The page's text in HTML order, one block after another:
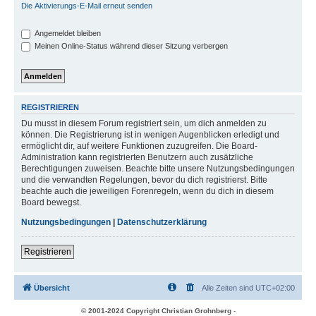
Die Aktivierungs-E-Mail erneut senden
Angemeldet bleiben
Meinen Online-Status während dieser Sitzung verbergen
REGISTRIEREN
Du musst in diesem Forum registriert sein, um dich anmelden zu
können. Die Registrierung ist in wenigen Augenblicken erledigt und
ermöglicht dir, auf weitere Funktionen zuzugreifen. Die Board-
Administration kann registrierten Benutzern auch zusätzliche
Berechtigungen zuweisen. Beachte bitte unsere Nutzungsbedingungen
und die verwandten Regelungen, bevor du dich registrierst. Bitte
beachte auch die jeweiligen Forenregeln, wenn du dich in diesem
Board bewegst.
Nutzungsbedingungen
Datenschutzerklärung
Registrieren
Übersicht Alle Zeiten sind UTC+02:00
© 2001-2024 Copyright Christian Grohnberg-